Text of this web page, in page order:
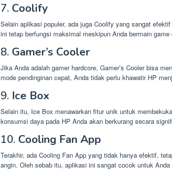
7. Coolify
Selain aplikasi populer, ada juga Coolify yang sangat
ini tetap berfungsi maksimal meskipun Anda bermain
8. Gamer’s Cooler
Jika Anda adalah gamer hardcore, Gamer’s Cooler bisa
mode pendinginan cepat, Anda tidak perlu khawatir HP
9. Ice Box
Selain itu, Ice Box menawarkan fitur unik untuk
konsumsi daya pada HP Anda akan berkurang secara
10. Cooling Fan App
Terakhir, ada Cooling Fan App yang tidak hanya efektif,
angin. Oleh sebab itu, aplikasi ini sangat cocok untuk